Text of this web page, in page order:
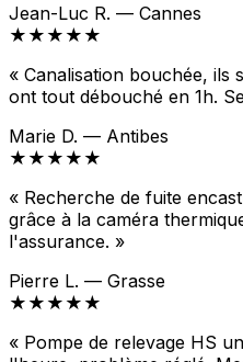
Jean-Luc R. — Cannes
★★★★★
« Canalisation bouchée, ils
ont tout débouché en 1h.
Marie D. — Antibes
★★★★★
« Recherche de fuite
grâce à la caméra
l'assurance. »
Pierre L. — Grasse
★★★★★
« Pompe de relevage HS